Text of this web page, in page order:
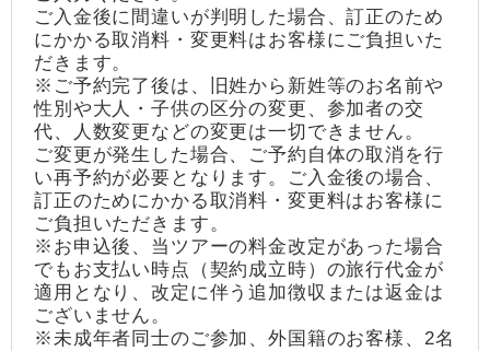
ご入金後に間違いが判明した場合、訂正のため
にかかる取消料・変更料はお客様にご負担いた
だきます。
※ご予約完了後は、旧姓から新姓等のお名前や
性別や大人・子供の区分の変更、参加者の交
代、人数変更などの変更は一切できません。
ご変更が発生した場合、ご予約自体の取消を行
い再予約が必要となります。ご入金後の場合、
訂正のためにかかる取消料・変更料はお客様に
ご負担いただきます。
※お申込後、当ツアーの料金改定があった場合
でもお支払い時点（契約成立時）の旅行代金が
適用となり、改定に伴う追加徴収または返金は
ございません。
※未成年者同士のご参加、外国籍のお客様、2名